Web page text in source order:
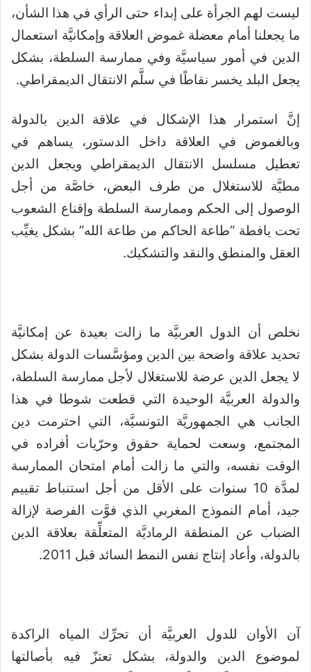
ليست لهم الجرأة على إبداء حتى الرأي في هذا الشأن،
ما يجعلنا أمام معضلة غموض العلاقة وإمكانيَّة استعمال
الدين في أمور سياسيَّة وفي ممارسة السلطة، بشكل
يجعل البلد يخسر نقاطًا في سلَّم الانتقال الديمقراطي.
إنَّ استمرار هذا الإشكال في علاقة الدين بالدولة
وبالغموض في العلاقة داخل الدستور، يساهم في
تعطيل مسلسل الانتقال الديمقراطي ويجعل الدين
مطيَّة للاستغلال من طرف البعض، خاصَّة من أجل
الوصول إلى الحكم وممارسة السلطة وإقناع الشعوب
تحت يافطة “طاعة الحاكم من طاعة الله” بشكل يغيِّب
العقل والمنطق والنقد والتشكيك.
نخلص أن الدول العربيَّة ما زالت بعيدة عن إمكانيَّة
تحديد علاقة واضحة بين الدين ومؤسَّسات الدولة بشكل
لا يجعل الدين عرضة للاستغلال لأجل ممارسة السلطة،
والدولة العربيَّة الوحيدة التي قطعت شوطا في هذا
الجانب هي الجمهوريَّة التونسيَّة، التي احترمت دين
المجتمع، وسعت لحماية حقوق وحرّيات أفراده في
الوقت نفسه، والتي ما زالت أمام امتحان الممارسة
لمدَّة 10 سنوات على الأقل من أجل استنباط تقييم
جيد، أمام النموذج المغربي الذي فوَّت الفرصة لإزالة
الضباب عن المنطقة الرماديَّة المتعلِّقة بعلاقة الدين
بالدولة، وأعاد إنتاج نفس النمط السائد قبل 2011.
آن الأوان للدول العربيَّة أن تحرِّك المياه الراكدة
لموضوع الدين والدولة، بشكل تعتزّ فيه بأصالتها